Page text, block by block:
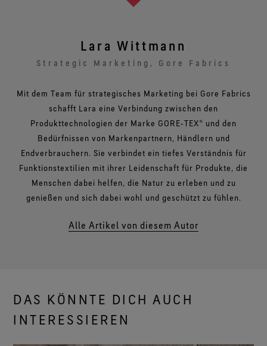
Lara Wittmann
Strategic Marketing, Gore Fabrics
Mit dem Team für strategisches Marketing bei Gore Fabrics
schafft Lara eine Verbindung zwischen den
Produkttechnologien der Marke GORE‑TEX® und den
Bedürfnissen von Markenpartnern, Händlern und
Endverbrauchern. Sie verbindet ein tiefes Verständnis für
Funktionstextilien mit ihrer Leidenschaft für Produkte, die
Menschen dabei helfen, die Natur zu erleben und zu
genießen und sich dabei wohl und geschützt zu fühlen.
Alle Artikel von diesem Autor
DAS KÖNNTE DICH AUCH
INTERESSIEREN